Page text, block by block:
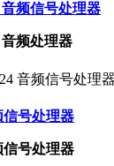
音频信号处理器
音频处理器
信号处理器
信号处理器